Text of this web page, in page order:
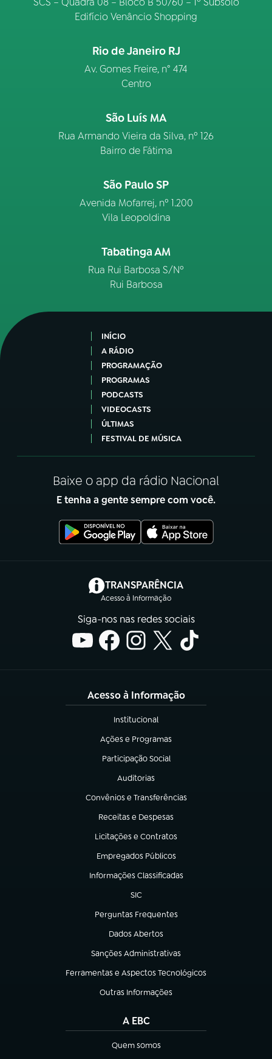
Edifício Venâncio Shopping
Rio de Janeiro RJ
Av. Gomes Freire, n° 474
Centro
São Luís MA
Rua Armando Vieira da Silva, nº 126
Bairro de Fátima
São Paulo SP
Avenida Mofarrej, nº 1.200
Vila Leopoldina
Tabatinga AM
Rua Rui Barbosa S/Nº
Rui Barbosa
INÍCIO
A RÁDIO
PROGRAMAÇÃO
PROGRAMAS
PODCASTS
VIDEOCASTS
ÚLTIMAS
FESTIVAL DE MÚSICA
Baixe o app da rádio Nacional
E tenha a gente sempre com você.
TRANSPARÊNCIA
Acesso à Informação
(abre em nova aba)
Siga-nos nas redes sociais
Acesso à Informação
Institucional
(abre em nova aba)
Ações e Programas
(abre em nova aba)
Participação Social
(abre em nova aba)
Auditorias
(abre em nova aba)
Convênios e Transferências
(abre em nova aba)
Receitas e Despesas
(abre em nova aba)
Licitações e Contratos
(abre em nova aba)
Empregados Públicos
(abre em nova aba)
Informações Classificadas
(abre em nova aba)
SIC
(abre em nova aba)
Perguntas Frequentes
(abre em nova aba)
Dados Abertos
(abre em nova aba)
Sanções Administrativas
(abre em nova aba)
Ferramentas e Aspectos Tecnológicos
(abre em nova aba)
Outras Informações
(abre em nova aba)
A EBC
Quem somos
(abre em nova aba)